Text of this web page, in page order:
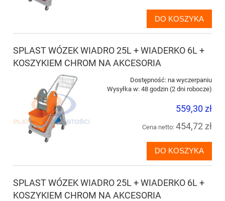
DO KOSZYKA
SPLAST WÓZEK WIADRO 25L + WIADERKO 6L +
KOSZYKIEM CHROM NA AKCESORIA
Dostępność: na wyczerpaniu
Wysyłka w: 48 godzin (2 dni robocze)
559,30 zł
Cena netto: 454,72 zł
DO KOSZYKA
SPLAST WÓZEK WIADRO 25L + WIADERKO 6L +
KOSZYKIEM CHROM NA AKCESORIA